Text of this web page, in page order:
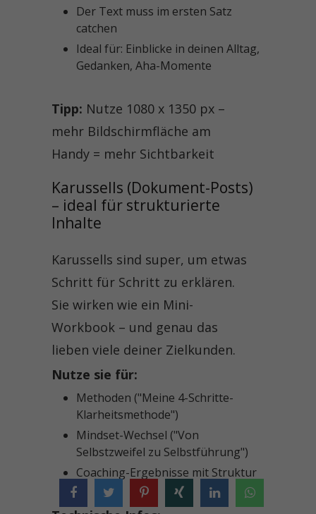
Der Text muss im ersten Satz
catchen
Ideal für: Einblicke in deinen Alltag,
Gedanken, Aha-Momente
Tipp: Nutze 1080 x 1350 px –
mehr Bildschirmfläche am
Handy = mehr Sichtbarkeit
Karussells (Dokument-Posts)
– ideal für strukturierte
Inhalte
Karussells sind super, um etwas
Schritt für Schritt zu erklären.
Sie wirken wie ein Mini-
Workbook – und genau das
lieben viele deiner Zielkunden.
Nutze sie für:
Methoden ("Meine 4-Schritte-
Klarheitsmethode")
Mindset-Wechsel ("Von
Selbstzweifel zu Selbstführung")
Coaching-Ergebnisse mit Struktur